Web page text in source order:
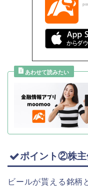
ポイント②株主
ビールが貰える銘柄